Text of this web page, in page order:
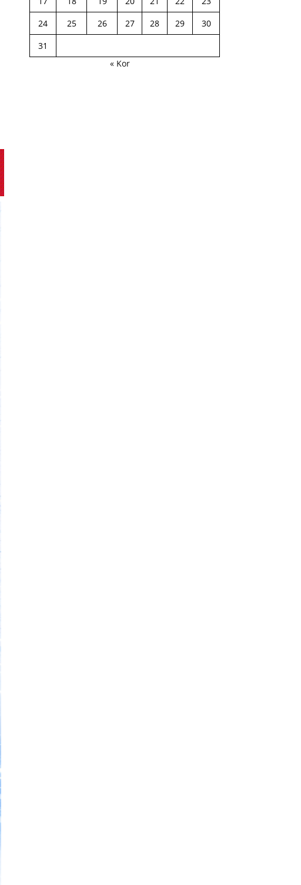
24
25 26 27 28 29
30
31
« Kor